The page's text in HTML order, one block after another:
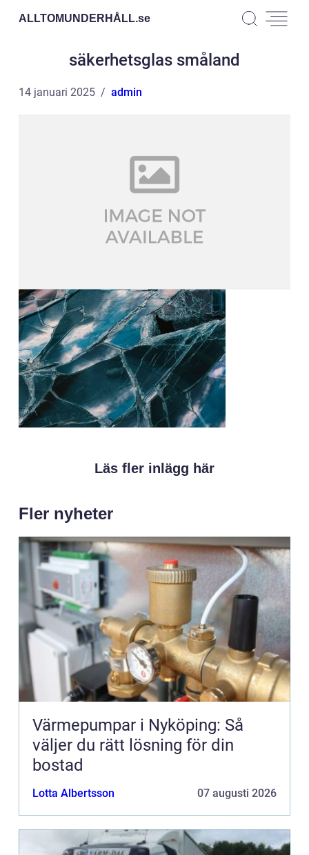
ALLTOMUNDERHÅLL.se
säkerhetsglas småland
14 januari 2025 admin
Läs fler inlägg här
Fler nyheter
Värmepumpar i Nyköping: Så
väljer du rätt lösning för din
bostad
Lotta Albertsson 07 augusti 2026